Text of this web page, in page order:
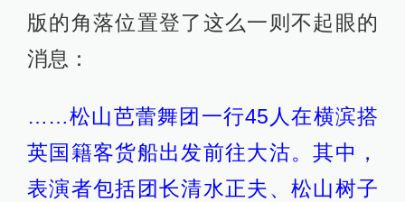
版的角落位置登了这么一则不起眼的
消息：
……松山芭蕾舞团一行45人在横滨搭
英国籍客货船出发前往大沽。其中，
表演者包括团长清水正夫、松山树子